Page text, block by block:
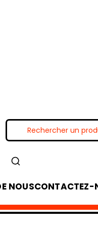
NOUSCONTACTEZ-